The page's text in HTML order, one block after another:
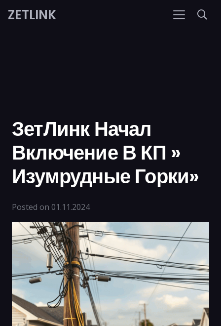
ZETLINK
ЗетЛинк Начал
Включение В КП »
Изумрудные Горки»
Posted on 01.11.2024